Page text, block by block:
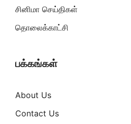
சினிமா செய்திகள்
தொலைக்காட்சி
பக்கங்கள்
About Us
Contact Us